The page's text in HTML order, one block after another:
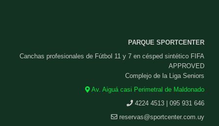
PARQUE SPORTCENTER
Canchas profesionales de Fútbol 11 y 7 en césped sintético FIFA
APPROVED
Complejo de la Liga Seniors
Av. Aiguá casi Perimetral de Maldonado
4224 4513 | 095 931 646
reservas@sportcenter.com.uy